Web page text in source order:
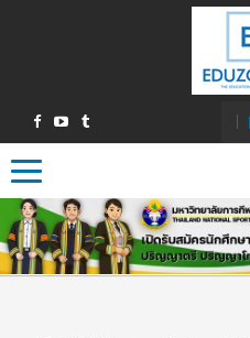
Toggle navigation